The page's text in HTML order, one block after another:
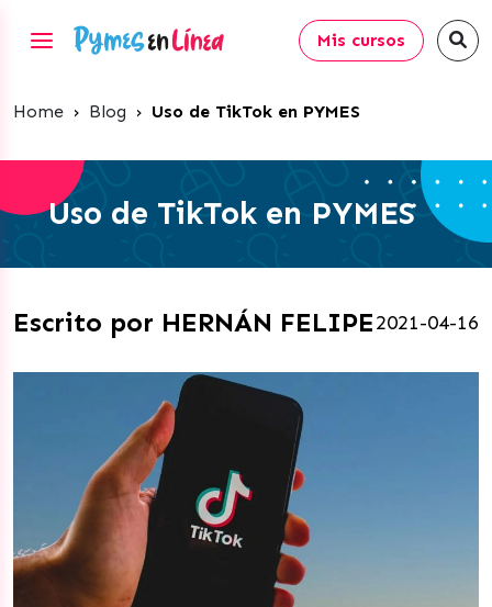
Mis cursos
Home › Blog › Uso de TikTok en PYMES
Uso de TikTok en PYMES
Escrito por HERNÁN FELIPE2021-04-16